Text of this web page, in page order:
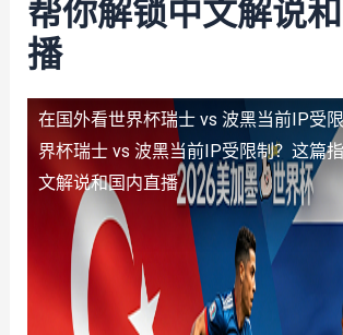
帮你解锁中文解说
播
在国外看世界杯瑞士 vs 波黑当前IP受
界杯瑞士 vs 波黑当前IP受限制？这篇
文解说和国内直播